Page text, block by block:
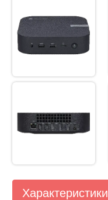
Характеристики